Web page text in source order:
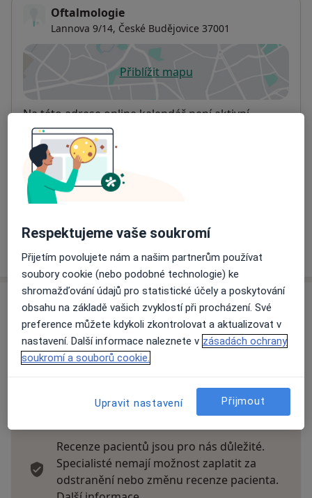
Oftalmologie
Lannova 9/14, České Budějovice 37001
Přiblížit mapuse otevře v nové záložce
Dostupnost
Na této adrese online kalendář není aktivní
Co mám v takové situaci udělat?
Způsoby platby (soukromé návštěvy)
Na teto adrese lékař přijímá pacienty na pojišťovnu
o adrese
Názory
Přidejte svůj názor
Recenze pacientů jsou pro nás důležité.
Specialisté nemají možnost zaplatit za
odstranění nebo změnu recenze pacienta.
Respektujeme vaše soukromí
Přijetím povolujete nám a našim partnerům používat
soubory cookie (nebo podobné technologie) ke
shromažďování údajů pro statistické účely a poskytování
obsahu na základě vašich zvyklostí při procházení. Své
preference můžete kdykoli zkontrolovat a aktualizovat v
nastavení. Další informace naleznete v zásadách ochrany
soukromí a souborů cookie.
Upravit nastavení Přijmout